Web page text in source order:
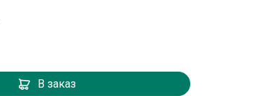
В заказ